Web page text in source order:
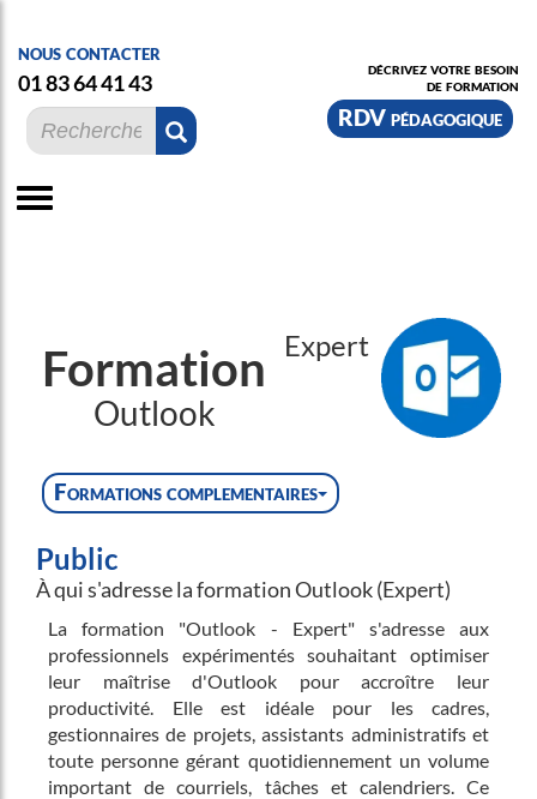
nous contacter
01 83 64 41 43
décrivez votre besoin
de formation
RDV pédagogique
Formation
Outlook
Expert
Formations complementaires
Public
À qui s'adresse la formation Outlook (Expert)
La formation "Outlook - Expert" s'adresse aux
professionnels expérimentés souhaitant optimiser
leur maîtrise d'Outlook pour accroître leur
productivité. Elle est idéale pour les cadres,
gestionnaires de projets, assistants administratifs et
toute personne gérant quotidiennement un volume
important de courriels, tâches et calendriers. Ce